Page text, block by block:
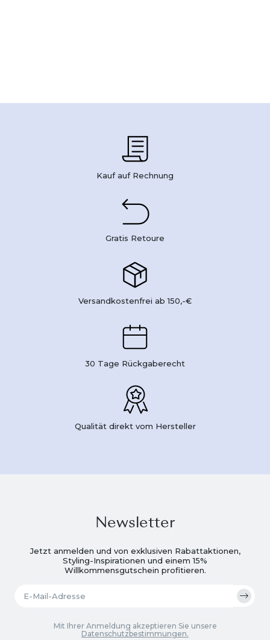
Kauf auf Rechnung
Gratis Retoure
Versandkostenfrei ab 150,-€
30 Tage Rückgaberecht
Qualität direkt vom Hersteller
Newsletter
Jetzt anmelden und von exklusiven Rabattaktionen,
Styling-Inspirationen und einem 15%
Willkommensgutschein profitieren.
Mit Ihrer Anmeldung akzeptieren Sie unsere
Datenschutzbestimmungen.